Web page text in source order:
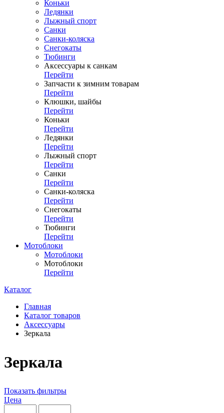
Коньки
Ледянки
Лыжный спорт
Санки
Санки-коляска
Снегокаты
Тюбинги
Аксессуары к санкам
Перейти
Запчасти к зимним товарам
Перейти
Клюшки, шайбы
Перейти
Коньки
Перейти
Ледянки
Перейти
Лыжный спорт
Перейти
Санки
Перейти
Санки-коляска
Перейти
Снегокаты
Перейти
Тюбинги
Перейти
Мотоблоки
Мотоблоки
Мотоблоки
Перейти
Каталог
Главная
Каталог товаров
Аксессуары
Зеркала
Зеркала
Показать фильтры
Цена